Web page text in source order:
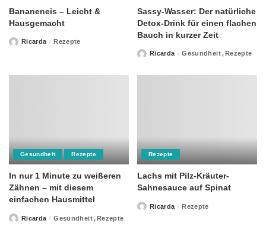
Bananeneis – Leicht &
Hausgemacht
PostedRicarda Rezepte
Sassy-Wasser: Der natürliche
Detox-Drink für einen flachen
Bauch in kurzer Zeit
PostedRicarda Gesundheit Rezepte
Gesundheit Rezepte
In nur 1 Minute zu weißeren
Zähnen – mit diesem
einfachen Hausmittel
PostedRicarda Gesundheit Rezepte
Rezepte
Lachs mit Pilz-Kräuter-
Sahnesauce auf Spinat
PostedRicarda Rezepte